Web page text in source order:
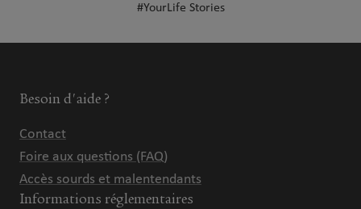
#YourLife Stories
Besoin d'aide ?
Contact
Foire aux questions (FAQ)
Accès sourds et malentendants
Informations réglementaires